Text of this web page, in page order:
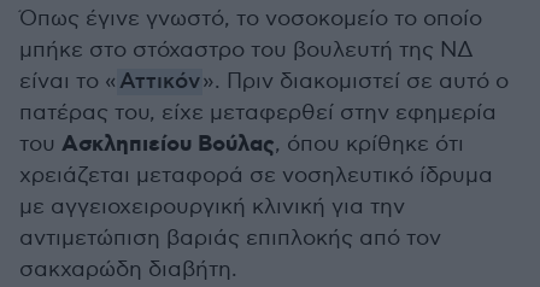
Όπως έγινε γνωστό, το νοσοκομείο το οποίο
μπήκε στο στόχαστρο του βουλευτή της ΝΔ
είναι το «Αττικόν». Πριν διακομιστεί σε αυτό ο
πατέρας του, είχε μεταφερθεί στην εφημερία
του Ασκληπιείου Βούλας, όπου κρίθηκε ότι
χρειάζεται μεταφορά σε νοσηλευτικό ίδρυμα
με αγγειοχειρουργική κλινική για την
αντιμετώπιση βαριάς επιπλοκής από τον
σακχαρώδη διαβήτη.